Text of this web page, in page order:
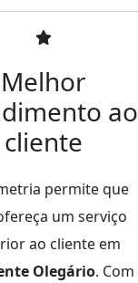
Melhor
ao
cliente
permite que
um serviço
ao cliente em
Olegário. Com